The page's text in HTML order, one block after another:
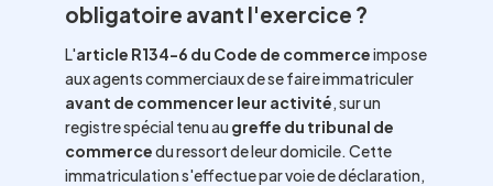
obligatoire avant l'exercice ?
L'article R134-6 du Code de commerceimpose
aux agents commerciaux de se faire immatriculer
avant de commencer leur activité, sur un
registre spécial tenu au greffe du tribunal de
commercedu ressort de leur domicile. Cette
immatriculation s'effectue par voie de déclaration,